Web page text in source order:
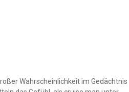
Wahrscheinlichkeit im Gedächtnis